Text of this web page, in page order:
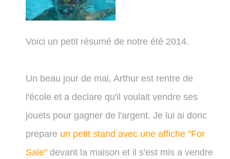
Voici un petit résumé de notre été 2014.
Un beau jour de mai, Arthur est rentre de
l'école et a declare qu'il voulait vendre ses
jouets pour gagner de l'argent. Je lui ai donc
prepare un petit stand avec une affiche "For
Sale" devant la maison et il s'est mis a vendre